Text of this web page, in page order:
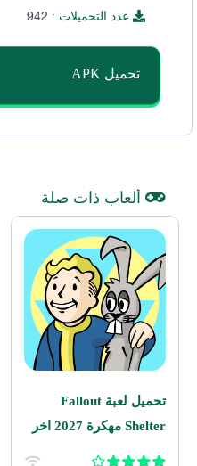
عدد التحميلات : 942
تحميل APK
ألعاب ذات صلة
تحميل لعبة Fallout
Shelter مهكرة 2027 اخر